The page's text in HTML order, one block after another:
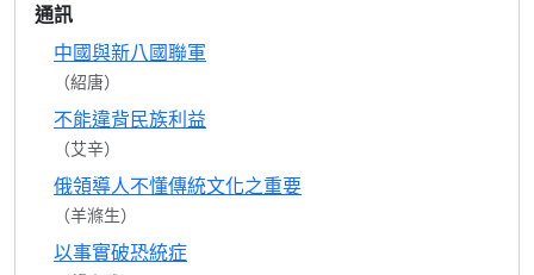
通訊
中國與新八國聯軍
（紹唐）
不能違背民族利益
（艾辛）
俄領導人不懂傳統文化之重要
（羊滌生）
以事實破恐統症